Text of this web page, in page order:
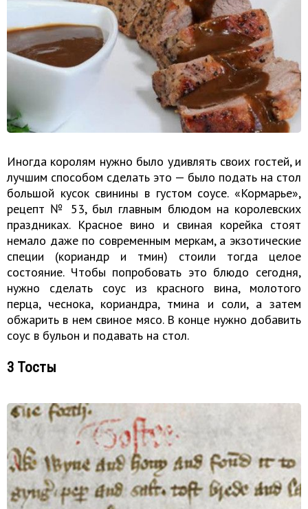
Иногда королям нужно было удивлять своих гостей, и
лучшим способом сделать это — было подать на стол
большой кусок свинины в густом соусе. «Кормарье»,
рецепт № 53, был главным блюдом на королевских
праздниках. Красное вино и свиная корейка стоят
немало даже по современным меркам, а экзотические
специи (кориандр и тмин) стоили тогда целое
состояние. Чтобы попробовать это блюдо сегодня,
нужно сделать соус из красного вина, молотого
перца, чеснока, кориандра, тмина и соли, а затем
обжарить в нем свиное мясо. В конце нужно добавить
соус в бульон и подавать на стол.
3 Тосты